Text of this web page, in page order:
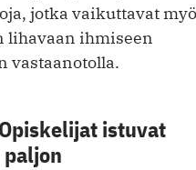
jotka vaikuttavat
lihavaan ihmiseen
vastaanotolla.
istuvat